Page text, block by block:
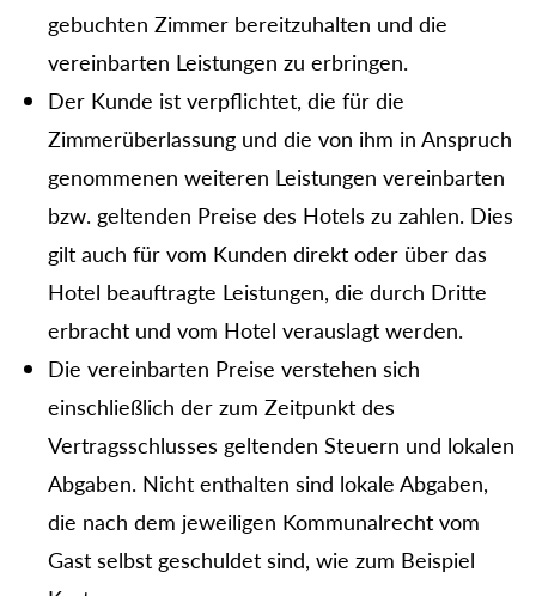
gebuchten Zimmer bereitzuhalten und die
vereinbarten Leistungen zu erbringen.
Der Kunde ist verpflichtet, die für die
Zimmerüberlassung und die von ihm in Anspruch
genommenen weiteren Leistungen vereinbarten
bzw. geltenden Preise des Hotels zu zahlen. Dies
gilt auch für vom Kunden direkt oder über das
Hotel beauftragte Leistungen, die durch Dritte
erbracht und vom Hotel verauslagt werden.
Die vereinbarten Preise verstehen sich
einschließlich der zum Zeitpunkt des
Vertragsschlusses geltenden Steuern und lokalen
Abgaben. Nicht enthalten sind lokale Abgaben,
die nach dem jeweiligen Kommunalrecht vom
Gast selbst geschuldet sind, wie zum Beispiel